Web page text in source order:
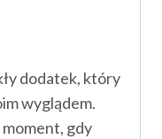
dodatek, który
wyglądem.
gdy